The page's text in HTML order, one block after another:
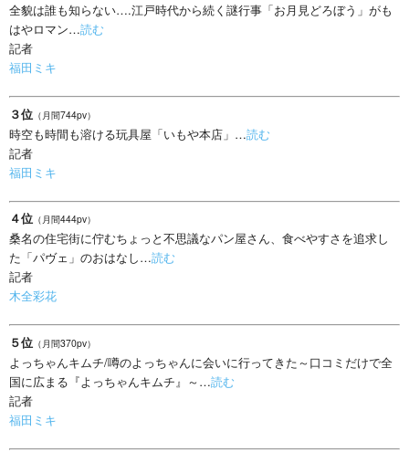
全貌は誰も知らない….江戸時代から続く謎行事「お月見どろぼう」がも
はやロマン…読む
記者
福田ミキ
３位 （月間744pv）
時空も時間も溶ける玩具屋「いもや本店」…読む
記者
福田ミキ
４位 （月間444pv）
桑名の住宅街に佇むちょっと不思議なパン屋さん、食べやすさを追求し
た「パヴェ」のおはなし…読む
記者
木全彩花
５位 （月間370pv）
よっちゃんキムチ/噂のよっちゃんに会いに行ってきた～口コミだけで全
国に広まる『よっちゃんキムチ』～…読む
記者
福田ミキ